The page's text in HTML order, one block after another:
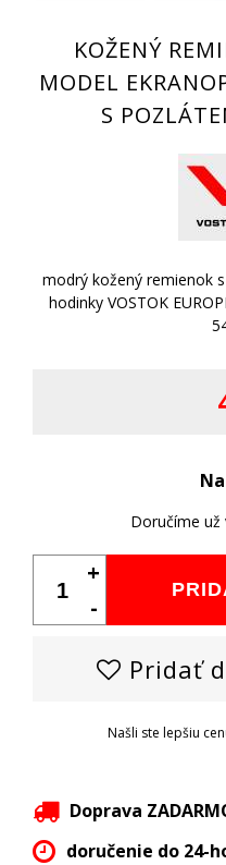
KOŽENÝ
MODEL
S
modrý kožený remienok
hodinky VOSTOK
Doručíme
+
-
Pridať
Našli ste lepšiu
Doprava
doručenie do 24-